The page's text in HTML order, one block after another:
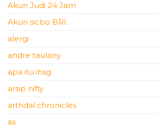
Akun Judi 24 Jam
Akun sicbo BRI
alergi
andre taulany
apa itu ihsg
arsip nifty
arthdal chronicles
as